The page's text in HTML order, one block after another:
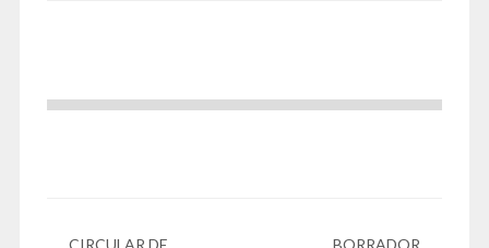
CIRCULAR DE BORRADOR